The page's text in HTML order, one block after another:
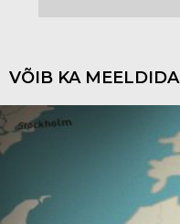
VÕIB KA MEELDIDA